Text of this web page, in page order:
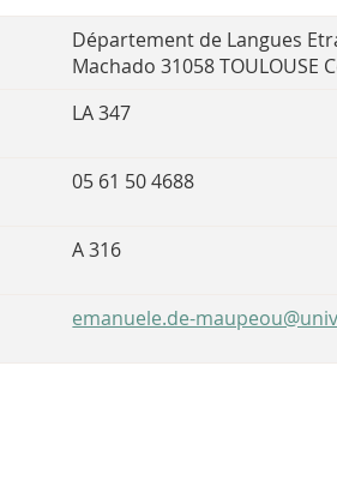
Département de Langues
Machado 31058 TOULOUSE
LA 347
05 61 50 4688
A 316
emanuele.de-